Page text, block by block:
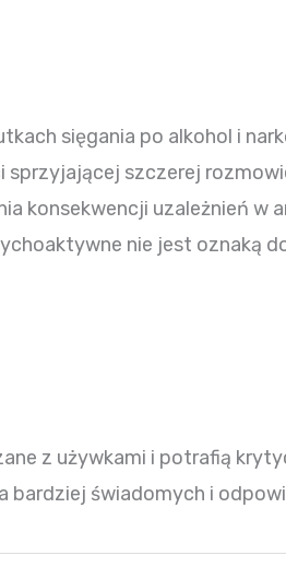
sięgania po alkohol i
szczerej
konsekwencji uzależnień w
nie jest oznaką
z używkami i potrafią
bardziej świadomych i